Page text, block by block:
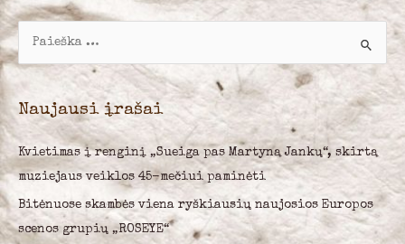
I
e
k
t
i
:
Naujausi įrašai
Kvietimas į renginį „Sueiga pas Martyną Jankų“, skirtą
muziejaus veiklos 45-mečiui paminėti
Bitėnuose skambės viena ryškiausių naujosios Europos
scenos grupių „ROSEYE“